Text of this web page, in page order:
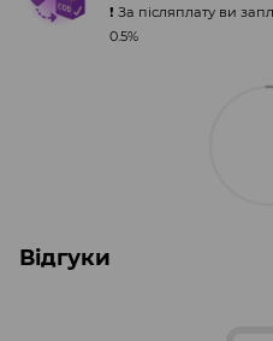
❗️ За післяплату ви
0.5%
Відгуки